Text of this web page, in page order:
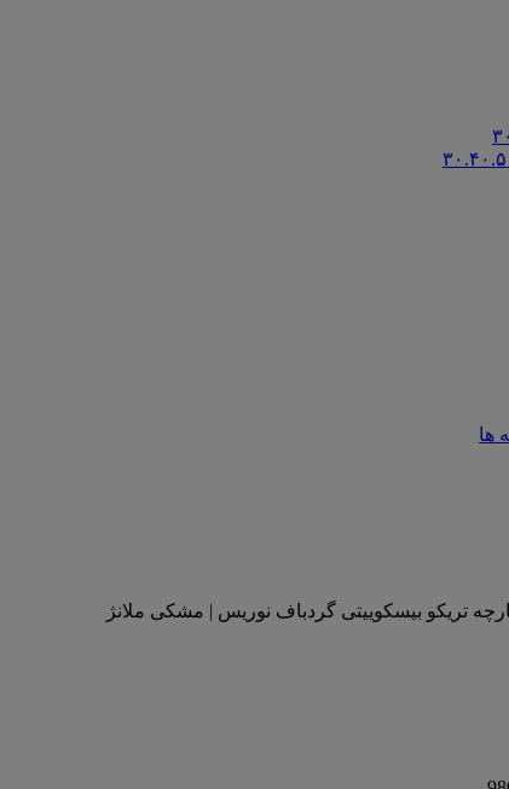
ها
تریکو بیسکوییتی گردباف نوریس | مشکی ملانژ